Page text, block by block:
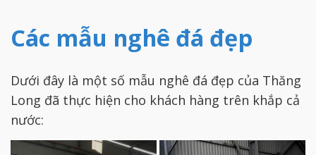
Các mẫu nghê đá đẹp
Dưới đây là một số mẫu nghê đá đẹp của Thăng
Long đã thực hiện cho khách hàng trên khắp cả
nước: